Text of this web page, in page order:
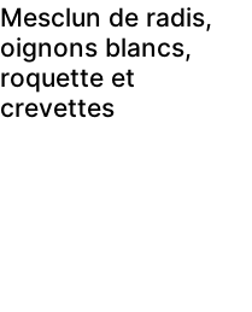
Mesclun de radis,
oignons blancs,
roquette et
crevettes